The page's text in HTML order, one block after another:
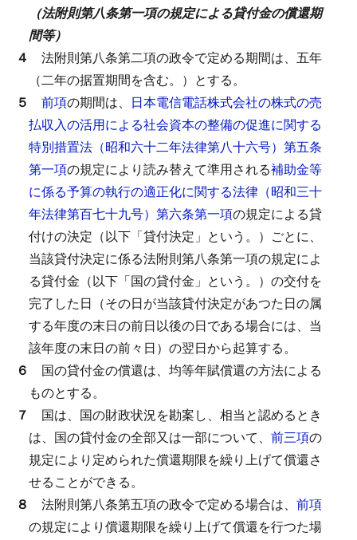
（法附則第八条第一項の規定による貸付金の償還期
間等）
４ 法附則第八条第二項の政令で定める期間は、五年
（二年の据置期間を含む。）とする。
５ 前項の期間は、 日本電信電話株式会社の株式の売
払収入の活用による社会資本の整備の促進に関する
特別措置法（昭和六十二年法律第八十六号）第五条
第一項の規定により読み替えて準用される補助金等
に係る予算の執行の適正化に関する法律（昭和三十
年法律第百七十九号）第六条第一項の規定による貸
付けの決定（以下「貸付決定」という。）ごとに、
当該貸付決定に係る法附則第八条第一項の規定によ
る貸付金（以下「国の貸付金」という。）の交付を
完了した日（その日が当該貸付決定があつた日の属
する年度の末日の前日以後の日である場合には、当
該年度の末日の前々日）の翌日から起算する。
６ 国の貸付金の償還は、均等年賦償還の方法による
ものとする。
７ 国は、国の財政状況を勘案し、相当と認めるとき
は、国の貸付金の全部又は一部について、 前三項の
規定により定められた償還期限を繰り上げて償還さ
せることができる。
８ 法附則第八条第五項の政令で定める場合は、 前項
の規定により償還期限を繰り上げて償還を行つた場